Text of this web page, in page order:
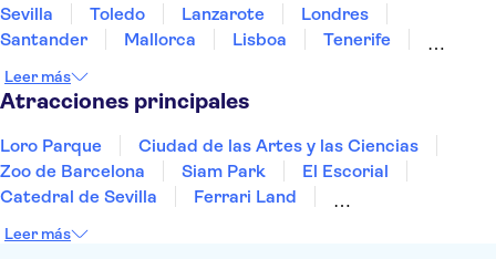
Sevilla
Toledo Lanzarote
Londres
Santander
Mallorca Lisboa
Tenerife
Bilbao
Menorca Granada
Leer más
Atracciones principales
Loro Parque
Ciudad de las Artes y las Ciencias
Zoo de Barcelona
Siam Park
El Escorial
Catedral de Sevilla
Ferrari Land
Montserrat
Leer más